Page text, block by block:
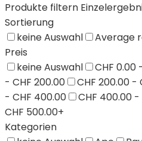
Produkte filtern
Sortierung
keine Auswahl
Average
Preis
keine Auswahl
CHF 0.00
- CHF 200.00
CHF 200.00 -
- CHF 400.00
CHF 400.00 -
CHF 500.00+
Kategorien